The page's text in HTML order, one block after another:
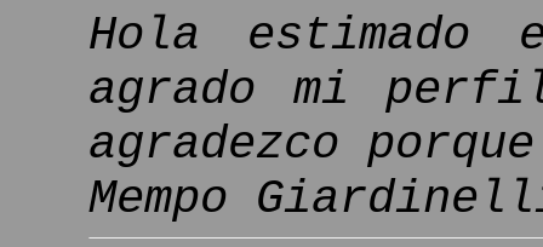
Hola estimado
agrado mi
agradezco
Mempo